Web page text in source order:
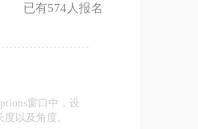
已有574人报名
窗口中，设
以及角度。